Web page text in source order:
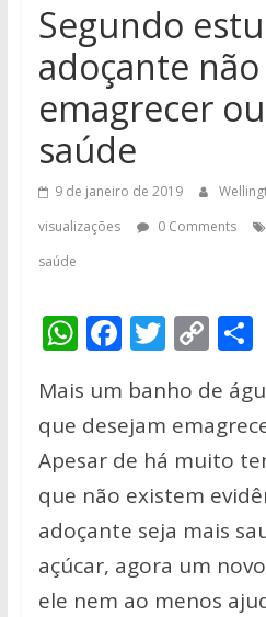
Segundo
adoçante
emagrecer
saúde
9 de janeiro de 2019
visualizações
0 Comments
saúde
W
at
s
A
p
p
F
e
b
o
o
k
T
itt
er
C
p
y
Li
n
k
S
Mais um banho de
que desejam
Apesar de há muito
que não existem
adoçante seja mais
açúcar, agora um
ele nem ao menos